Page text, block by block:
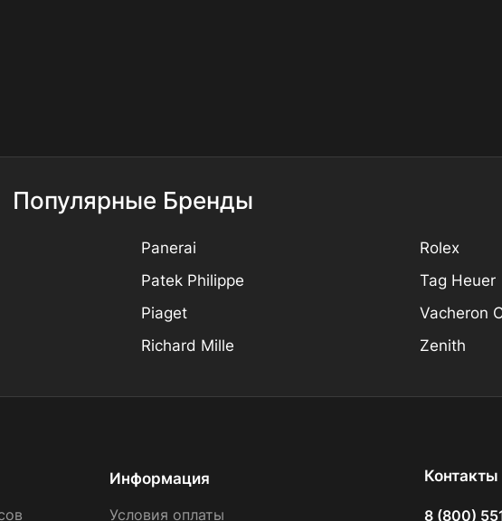
Популярные Бренды
Panerai
Patek Philippe
Piaget
Richard Mille
Rolex
Tag Heuer
Vacheron
Zenith
Информация
Условия оплаты
Контакты
8 (800)